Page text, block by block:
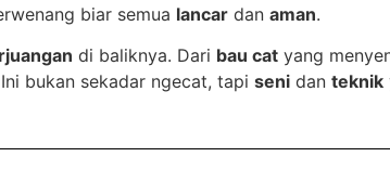
biar semua lancar dan aman.
di baliknya. Dari bau cat yang
bukan sekadar ngecat, tapi seni dan teknik